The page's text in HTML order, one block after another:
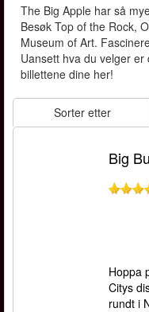
The Big Apple har så
Besøk Top of the Rock,
Museum of Art.
Uansett hva du velger
billettene dine her!
Sorter etter
Big
Hoppa
Citys
rundt i